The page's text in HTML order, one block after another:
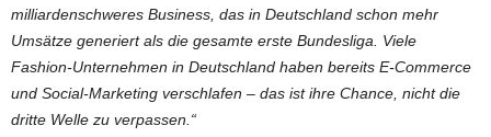
milliardenschweres Business, das in Deutschland schon mehr
Umsätze generiert als die gesamte erste Bundesliga. Viele
Fashion-Unternehmen in Deutschland haben bereits E-Commerce
und Social-Marketing verschlafen – das ist ihre Chance, nicht die
dritte Welle zu verpassen.“